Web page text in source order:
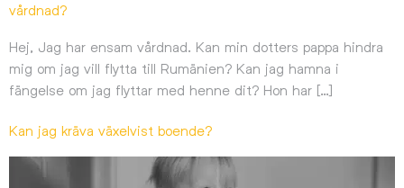
vårdnad?
Hej, Jag har ensam vårdnad. Kan min dotters pappa hindra
mig om jag vill flytta till Rumänien? Kan jag hamna i
fängelse om jag flyttar med henne dit? Hon har […]
Kan jag kräva växelvist boende?